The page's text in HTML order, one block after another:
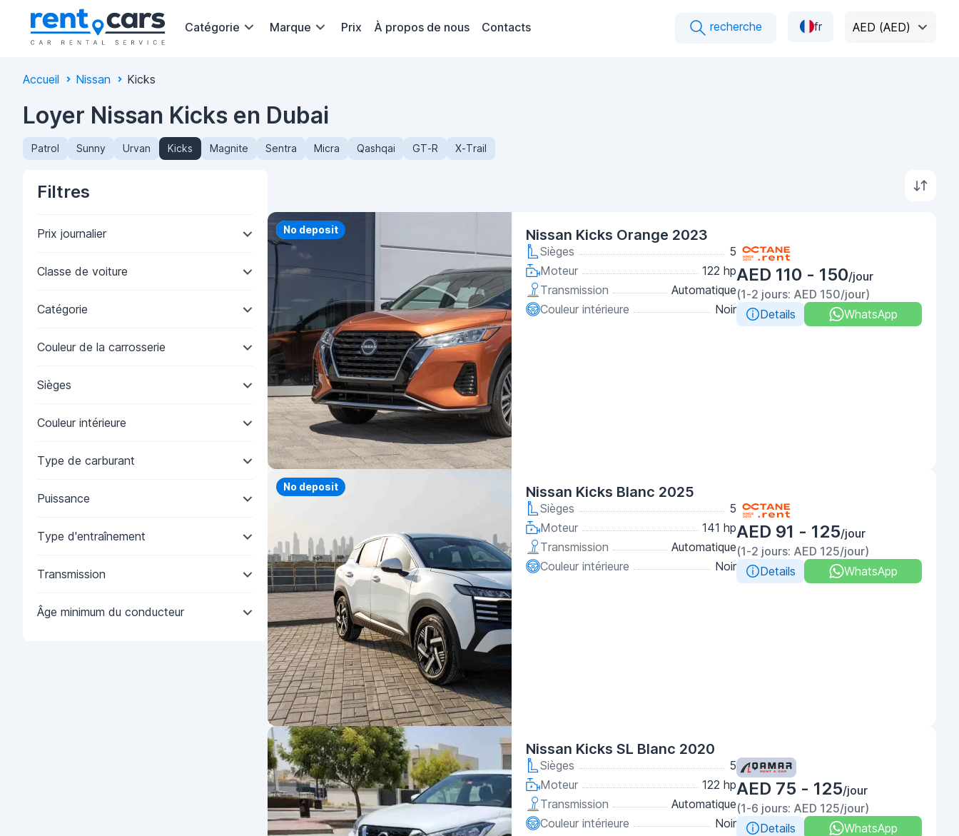
Catégorie Marque Prix À propos de nous Contacts recherche fr AED (AED)
Accueil Nissan Kicks
Loyer Nissan Kicks en Dubai
Patrol Sunny Urvan Kicks Magnite Sentra Micra Qashqai GT-R X-Trail
Filtres
Prix journalier
Classe de voiture
Catégorie
Couleur de la carrosserie
Sièges
Couleur intérieure
Type de carburant
Puissance
Type d'entraînement
Transmission
Âge minimum du conducteur
Priority
No deposit Nissan Kicks Orange 2023
Sièges
5
Moteur
122 hp
Transmission
Automatique
Couleur intérieure
Noir
AED 110 - 150/jour
(1-2 jours: AED 150/jour)
Details
WhatsApp
Priority
No deposit Nissan Kicks Blanc 2025
Sièges
5
Moteur
141 hp
Transmission
Automatique
Couleur intérieure
Noir
AED 91 - 125/jour
(1-2 jours: AED 125/jour)
Details
WhatsApp
Nissan Kicks SL Blanc 2020
Sièges
5
Moteur
122 hp
Transmission
Automatique
Couleur intérieure
Noir
AED 75 - 125/jour
(1-6 jours: AED 125/jour)
Details
WhatsApp